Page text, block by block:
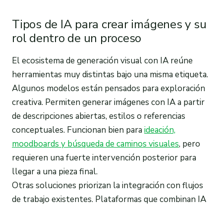
Tipos de IA para crear imágenes y su
rol dentro de un proceso
El ecosistema de generación visual con IA reúne
herramientas muy distintas bajo una misma etiqueta.
Algunos modelos están pensados para exploración
creativa. Permiten generar imágenes con IA a partir
de descripciones abiertas, estilos o referencias
conceptuales. Funcionan bien para ideación,
moodboards y búsqueda de caminos visuales, pero
requieren una fuerte intervención posterior para
llegar a una pieza final.
Otras soluciones priorizan la integración con flujos
de trabajo existentes. Plataformas que combinan IA